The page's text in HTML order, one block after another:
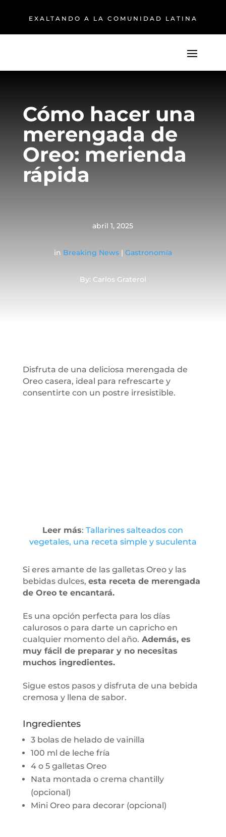
EXALTANDO A LA COMUNIDAD LATINA
Cómo hacer una
merengada de
Oreo: merienda
rápida
abril 1, 2025
in Breaking News| Gastronomía
By: Carlos Graterol
Disfruta de una deliciosa merengada de
Oreo casera, ideal para refrescarte y
consentirte con un postre irresistible.
Leer más:Tallarines salteados con
vegetales, una receta simple y suculenta
Si eres amante de las galletas Oreo y las
bebidas dulces, esta receta de merengada
de Oreo te encantará.
Es una opción perfecta para los días
calurosos o para darte un capricho en
cualquier momento del año. Además, es
muy fácil de preparar y no necesitas
muchos ingredientes.
Sigue estos pasos y disfruta de una bebida
cremosa y llena de sabor.
Ingredientes
3 bolas de helado de vainilla
100 ml de leche fría
4 o 5 galletas Oreo
Nata montada o crema chantilly
(opcional)
Mini Oreo para decorar (opcional)